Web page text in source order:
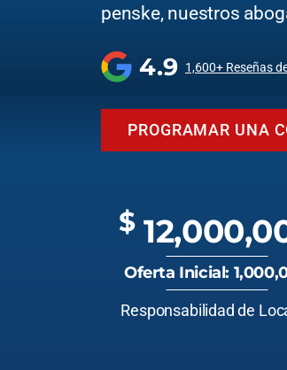
penske, nuestros
4.9 1,600+ Reseñas
PROGRAMAR UNA
$
Oferta Inicial:
Responsabilidad de